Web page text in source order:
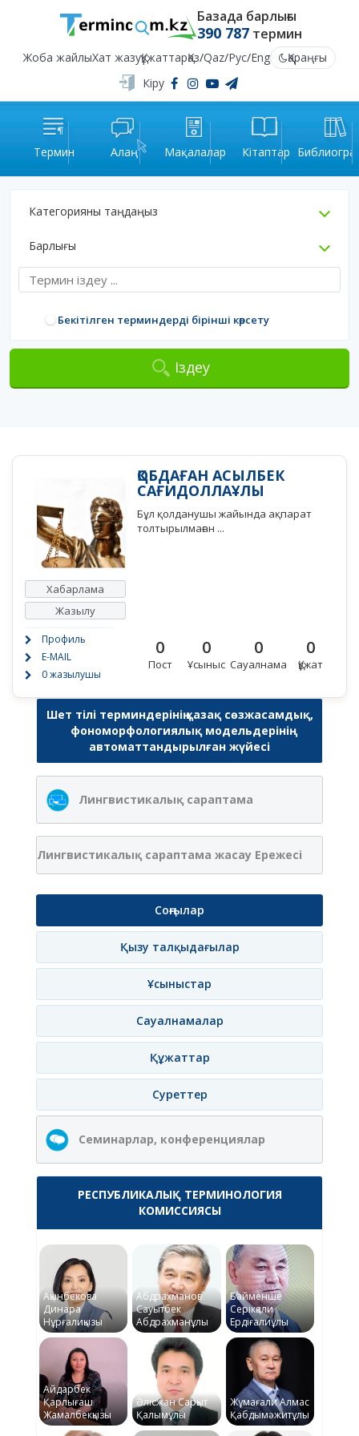
Базада барлығы
390 787термин
Жоба жайлыХат жазуҚұжаттарҚаз/Qaz/Рус/Eng
Қараңғы
Кіру
Термин Алаң Мақалалар Кітаптар
Категорияны таңдаңыз
Барлығы
Бекітілген терминдерді бірінші көрсету
Іздеу
Хабарлама
Жазылу
Профиль
E-MAIL
0 жазылушы
ҚОБДАҒАН АСЫЛБЕК
САҒИДОЛЛАҰЛЫ
Бұл қолданушы жайында ақпарат
толтырылмаған ...
0
Пост
0
Ұсыныс
0
Сауалнама
0
Құжат
Шет тілі терминдерінің қазақ сөзжасамдық,
фономорфологиялық модельдерінің
автоматтандырылған жүйесі
Лингвистикалық сараптама
Лингвистикалық сараптама жасау Ережесі
Соңғылар
Қызу талқыдағылар
Ұсыныстар
Сауалнамалар
Құжаттар
Суреттер
Семинарлар, конференциялар
РЕСПУБЛИКАЛЫҚ ТЕРМИНОЛОГИЯ
КОМИССИЯСЫ
Ақынбекова
Динара
Нұрғалиқызы
Абдрахманов
Сауытбек
Абдрахманұлы
Байменше
Серікқали
Ердіғалиұлы
Айдарбек
Қарлығаш
Жамалбекқызы
Әлісжан Сарқыт
Қалымұлы
Жұмағали Алмас
Қабдымәжитұлы